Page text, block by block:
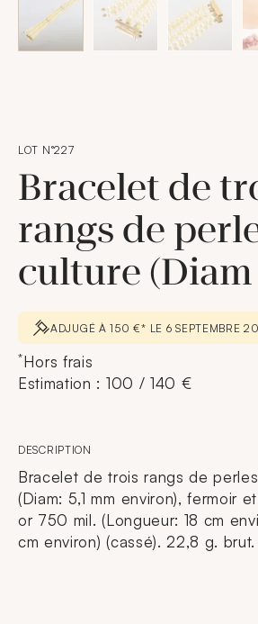
LOT N°227
Bracelet de
rangs de
culture (Diam
ADJUGÉ À 150 €* LE 6 SEPTEMBRE
*Hors frais
Estimation : 100 / 140 €
DESCRIPTION
Bracelet de trois rangs de
(Diam: 5,1 mm environ), fermoir
or 750 mil. (Longueur: 18 cm
cm environ) (cassé). 22,8 g. brut.